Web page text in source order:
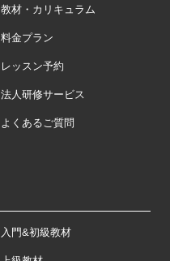
教材・カリキュラム
料金プラン
レッスン予約
法人研修サービス
よくあるご質問
入門&初級教材